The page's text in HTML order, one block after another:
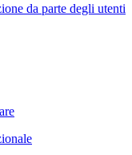
da parte degli utenti